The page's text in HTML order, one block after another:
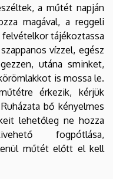
a műtét napján
magával, a reggeli
tájékoztassa
vízzel, egész
utána sminket,
is mossa le.
érkezik, kérjük
bő kényelmes
lehetőleg ne hozza
fogpótlása,
műtét előtt el kell